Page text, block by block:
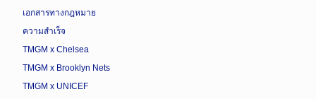
เอกสารทางกฎหมาย
ความสำเร็จ
TMGM x Chelsea
TMGM x Brooklyn Nets
TMGM x UNICEF